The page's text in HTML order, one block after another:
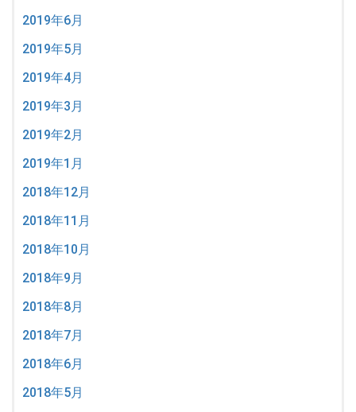
2019年6月
2019年5月
2019年4月
2019年3月
2019年2月
2019年1月
2018年12月
2018年11月
2018年10月
2018年9月
2018年8月
2018年7月
2018年6月
2018年5月